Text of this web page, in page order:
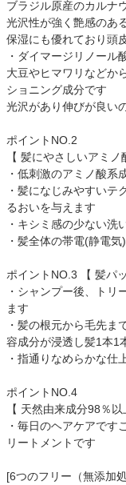
ブラジル原産のカルナ
光沢性が強く艶感のあ
保湿にも優れており頭
・ダイマージリノール
大豆やヒマワリなどか
ショニング成分です
光沢があり伸びが良い
ポイントNO.2
【 髪にやさしいアミ
・低刺激のアミノ酸系
・髪になじみやすいテ
るおいを与えます
・キシミ感の少ない洗
・髪全体の帯電(静電
ポイントNO.3 【 髪パ
・シャンプー後、トリ
ます
・髪の根元から毛先ま
容成分が浸透し髪1本1
・指通りなめらかな仕
ポイントNO.4
【 天然由来成分98％以
・毎日のヘアケアです
リートメントです
[6つのフリー（無添加